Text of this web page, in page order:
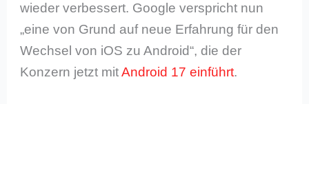
wieder verbessert. Google verspricht nun
„eine von Grund auf neue Erfahrung für den
Wechsel von iOS zu Android“, die der
Konzern jetzt mitAndroid 17 einführt.